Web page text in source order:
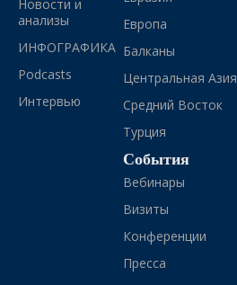
Новости и
анализы
ИНФОГРАФИКА
Podcasts
Интервью
Европа
Балканы
Центральная Азия
Средний Восток
Турция
События
Вебинары
Визиты
Конференции
Пресса